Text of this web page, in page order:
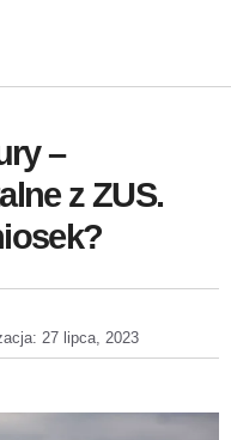
–
z ZUS.
27 lipca, 2023